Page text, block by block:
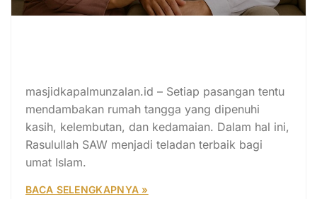
masjidkapalmunzalan.id – Setiap pasangan tentu
mendambakan rumah tangga yang dipenuhi
kasih, kelembutan, dan kedamaian. Dalam hal ini,
Rasulullah SAW menjadi teladan terbaik bagi
umat Islam.
BACA SELENGKAPNYA »